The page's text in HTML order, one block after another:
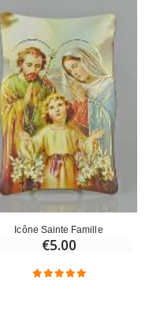
Icône Sainte Famille
€5.00